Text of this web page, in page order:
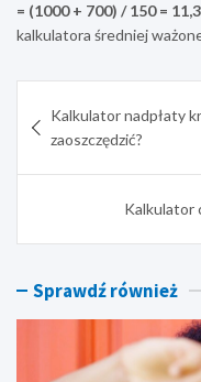
= (1000 + 700) / 150 =
kalkulatora średniej
wpisu
Kalkulator nadpłaty
zaoszczędzić?
Kalkulator
Sprawdź również